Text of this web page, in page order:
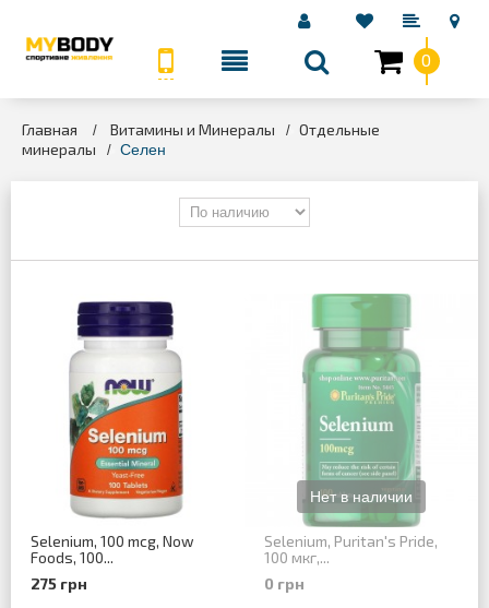
0
Главная > Витамины и Минералы > Отдельные
минералы
> Селен
КАТЕГОРИИ
Selenium, 100 mcg, Now
Foods, 100...
275 грн
Selenium, Puritan's Pride,
100 мкг,...
0 грн